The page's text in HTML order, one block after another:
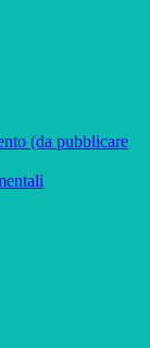
(da pubblicare